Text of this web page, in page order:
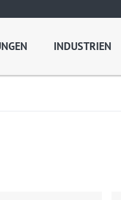
INDUSTRIEN